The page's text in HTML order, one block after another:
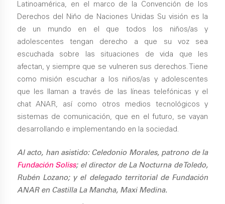
Al acto, han asistido: Celedonio Morales, patrono de la
Fundación Soliss; el director de La Nocturna de Toledo,
Rubén Lozano; y el delegado territorial de Fundación
ANAR en Castilla La Mancha, Maxi Medina.